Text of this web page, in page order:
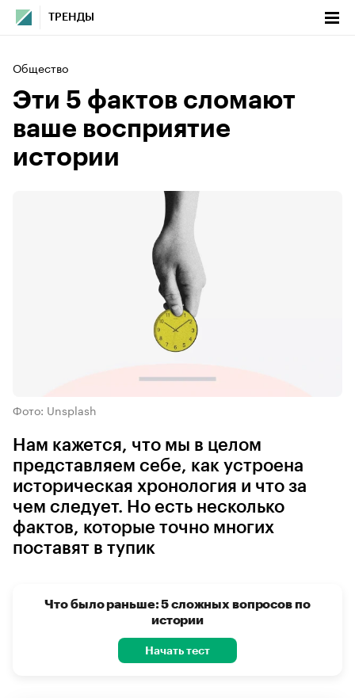
ТРЕНДЫ
Общество
Эти 5 фактов сломают
ваше восприятие
истории
Фото: Unsplash
Нам кажется, что мы в целом
представляем себе, как устроена
историческая хронология и что за
чем следует. Но есть несколько
фактов, которые точно многих
поставят в тупик
Что было раньше: 5 сложных вопросов по
истории
Начать тест